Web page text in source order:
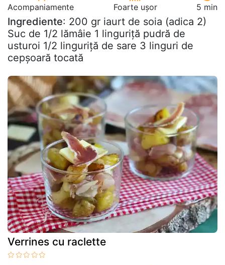
Acompaniamente Foarte ușor 5 min
Ingrediente: 200 gr iaurt de soia (adica 2)
Suc de 1/2 lămâie 1 linguriță pudră de
usturoi 1/2 linguriță de sare 3 linguri de
cepșoară tocată
Verrines cu raclette